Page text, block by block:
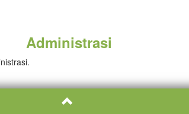
Administrasi